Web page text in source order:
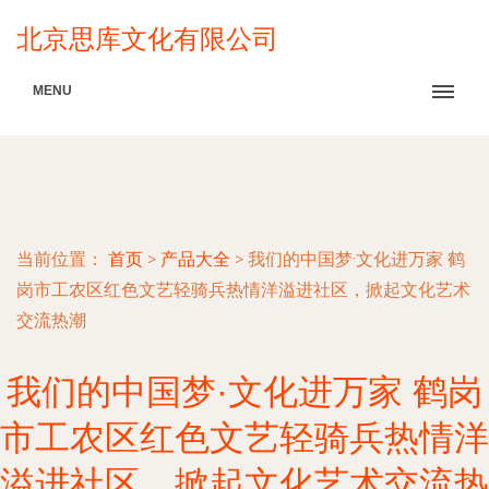
北京思库文化有限公司
MENU
当前位置： 首页 > 产品大全 > 我们的中国梦·文化进万家 鹤
岗市工农区红色文艺轻骑兵热情洋溢进社区，掀起文化艺术
交流热潮
我们的中国梦·文化进万家 鹤岗
市工农区红色文艺轻骑兵热情洋